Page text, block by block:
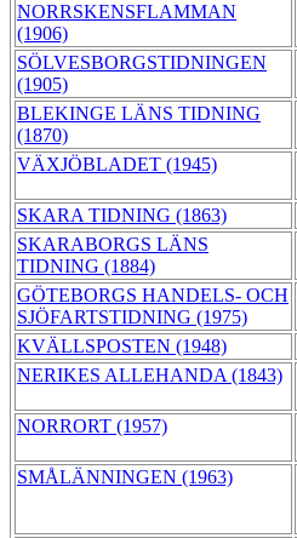
NORRSKENSFLAMMAN
(1906)
SÖLVESBORGSTIDNINGEN
(1905)
BLEKINGE LÄNS TIDNING
(1870)
VÄXJÖBLADET (1945)
SKARA TIDNING (1863)
SKARABORGS LÄNS
TIDNING (1884)
GÖTEBORGS HANDELS- OCH
SJÖFARTSTIDNING (1975)
KVÄLLSPOSTEN (1948)
NERIKES ALLEHANDA (1843)
NORRORT (1957)
SMÅLÄNNINGEN (1963)